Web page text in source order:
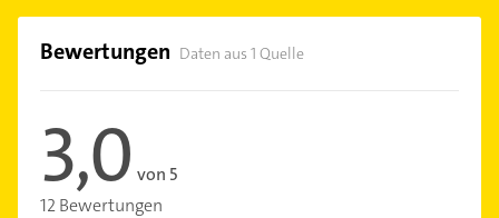
Bewertungen Daten aus 1 Quelle
3,0 von 5
12 Bewertungen